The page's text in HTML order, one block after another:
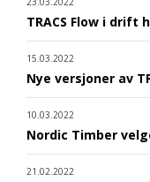
TRACS Flow i drift
15.03.2022
Nye versjoner av
10.03.2022
Nordic Timber
21.02.2022